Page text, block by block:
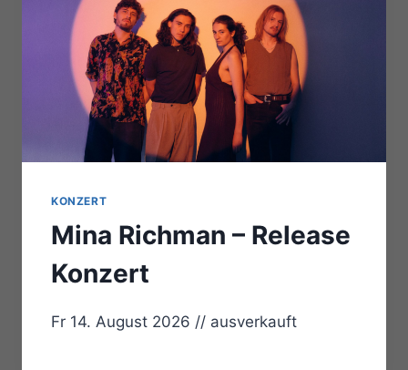
KONZERT
Mina Richman – Release
Konzert
Fr 14. August 2026 // ausverkauft